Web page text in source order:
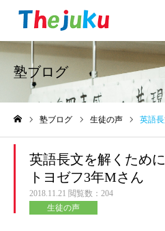
塾ブログ
塾ブログ 生徒の声 英語長文
英語長文を解くため
トヨゼフ3年Mさん
2018.11.21 閲覧数：204
生徒の声